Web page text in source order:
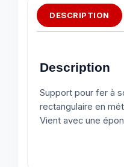
DESCRIPTION
Description
Support pour fer à
rectangulaire en
Vient avec une